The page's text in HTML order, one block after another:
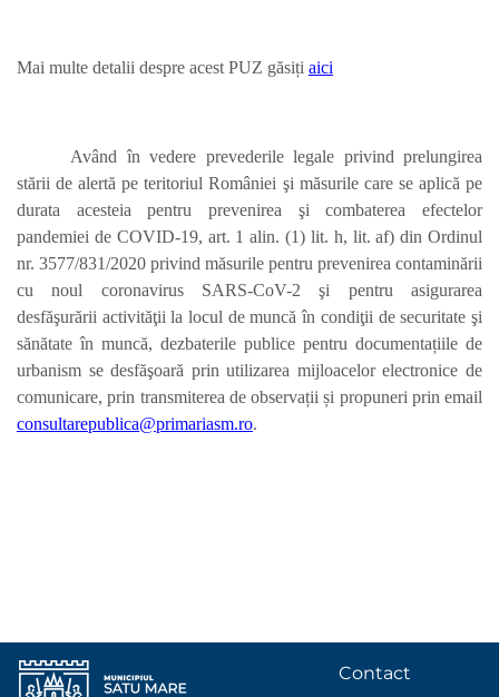
Mai multe detalii despre acest PUZ găsiți aici
Având în vedere prevederile legale privind prelungirea
stării de alertă pe teritoriul României şi măsurile care se aplică pe
durata acesteia pentru prevenirea şi combaterea efectelor
pandemiei de COVID-19, art. 1 alin. (1) lit. h, lit. af) din Ordinul
nr. 3577/831/2020 privind măsurile pentru prevenirea contaminării
cu noul coronavirus SARS-CoV-2 şi pentru asigurarea
desfăşurării activităţii la locul de muncă în condiţii de securitate şi
sănătate în muncă, dezbaterile publice pentru documentațiile de
urbanism se desfăşoară prin utilizarea mijloacelor electronice de
comunicare, prin transmiterea de observații și propuneri prin email
consultarepublica@primariasm.ro.
Contact